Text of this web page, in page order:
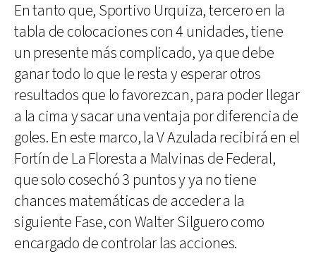
En tanto que, Sportivo Urquiza, tercero en la
tabla de colocaciones con 4 unidades, tiene
un presente más complicado, ya que debe
ganar todo lo que le resta y esperar otros
resultados que lo favorezcan, para poder llegar
a la cima y sacar una ventaja por diferencia de
goles. En este marco, la V Azulada recibirá en el
Fortín de La Floresta a Malvinas de Federal,
que solo cosechó 3 puntos y ya no tiene
chances matemáticas de acceder a la
siguiente Fase, con Walter Silguero como
encargado de controlar las acciones.